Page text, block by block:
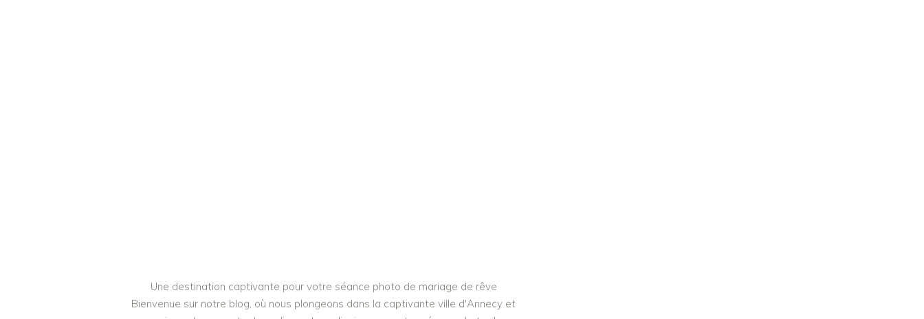
Une destination captivante pour votre séance photo de mariage de rêve
Bienvenue sur notre blog, où nous plongeons dans la captivante ville d'Annecy et